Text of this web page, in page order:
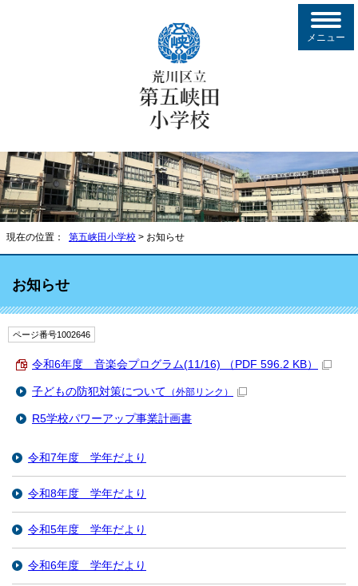
メニュー
現在の位置： 第五峡田小学校 > お知らせ
お知らせ
ページ番号1002646
令和6年度 音楽会プログラム(11/16) （PDF 596.2 KB）
子どもの防犯対策について （外部リンク）
R5学校パワーアップ事業計画書
令和7年度 学年だより
令和8年度 学年だより
令和5年度 学年だより
令和6年度 学年だより